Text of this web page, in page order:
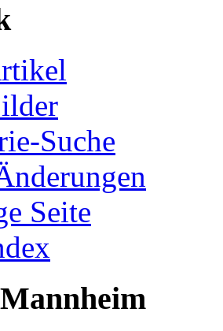
Suche
Seite